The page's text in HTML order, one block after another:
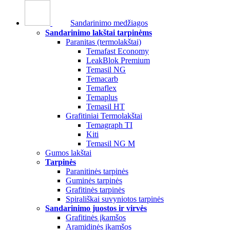
Sandarinimo medžiagos
Sandarinimo lakštai tarpinėms
Paranitas (termolakštai)
Temafast Economy
LeakBlok Premium
Temasil NG
Temacarb
Temaflex
Temaplus
Temasil HT
Grafitiniai Termolakštai
Temagraph TI
Kiti
Temasil NG M
Gumos lakštai
Tarpinės
Paranitinės tarpinės
Guminės tarpinės
Grafitinės tarpinės
Spirališkai suvyniotos tarpinės
Sandarinimo juostos ir virvės
Grafitinės įkamšos
Aramidinės įkamšos